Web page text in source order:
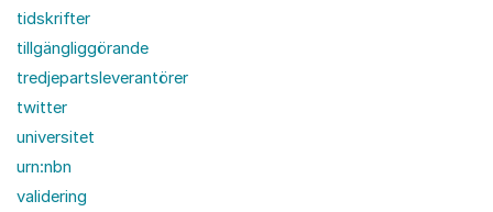
tidskrifter
tillgängliggörande
tredjepartsleverantörer
twitter
universitet
urn:nbn
validering